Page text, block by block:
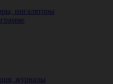
ингаляторы
журналы